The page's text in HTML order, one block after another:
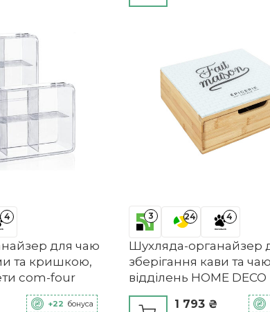
4
для чаю
та кришкою,
com-four
+22 бонуса
3 24 4
Шухляда-органайзер
зберігання кави та
відділень HOME DECO
1 793 ₴